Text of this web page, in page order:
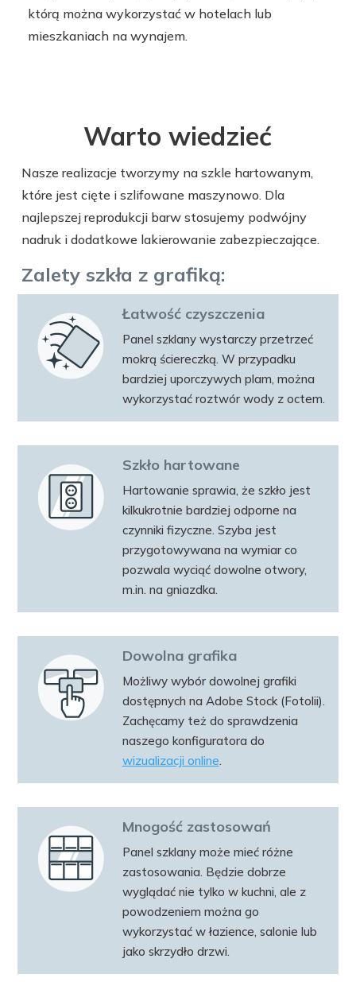
którą można wykorzystać w hotelach lub
mieszkaniach na wynajem.
Warto wiedzieć
Nasze realizacje tworzymy na szkle hartowanym,
które jest cięte i szlifowane maszynowo. Dla
najlepszej reprodukcji barw stosujemy podwójny
nadruk i dodatkowe lakierowanie zabezpieczające.
Zalety szkła z grafiką:
Łatwość czyszczenia
Panel szklany wystarczy przetrzeć
mokrą ściereczką. W przypadku
bardziej uporczywych plam, można
wykorzystać roztwór wody z octem.
Szkło hartowane
Hartowanie sprawia, że szkło jest
kilkukrotnie bardziej odporne na
czynniki fizyczne. Szyba jest
przygotowywana na wymiar co
pozwala wyciąć dowolne otwory,
m.in. na gniazdka.
Dowolna grafika
Możliwy wybór dowolnej grafiki
dostępnych na Adobe Stock (Fotolii).
Zachęcamy też do sprawdzenia
naszego konfiguratora do
wizualizacji online
Mnogość zastosowań
Panel szklany może mieć różne
zastosowania. Będzie dobrze
wyglądać nie tylko w kuchni, ale z
powodzeniem można go
wykorzystać w łazience, salonie lub
jako skrzydło drzwi.